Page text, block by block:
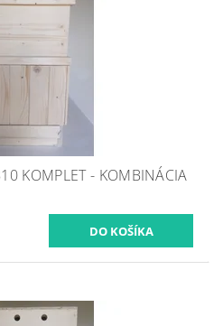
KOMPLET - KOMBINÁCIA